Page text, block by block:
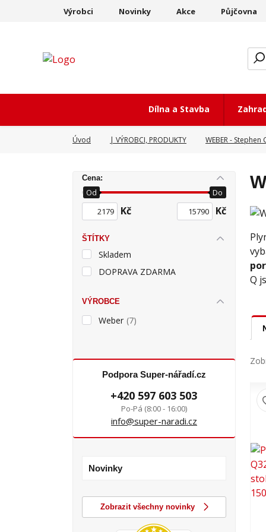
Výrobci Novinky Akce Půjčovna
Dílna a Stavba
Úvod | VÝROBCI, PRODUKTY WEBER - Stephen
Q
Cena:
Kč
Od Do
Kč
ŠTÍTKY
Skladem
DOPRAVA ZDARMA
VÝROBCE
Weber (7)
Podpora Super-nářadí.cz
+420 597 603 503
Po-Pá (8:00 - 16:00)
info@super-naradi.cz
Novinky
Zobrazit všechny novinky